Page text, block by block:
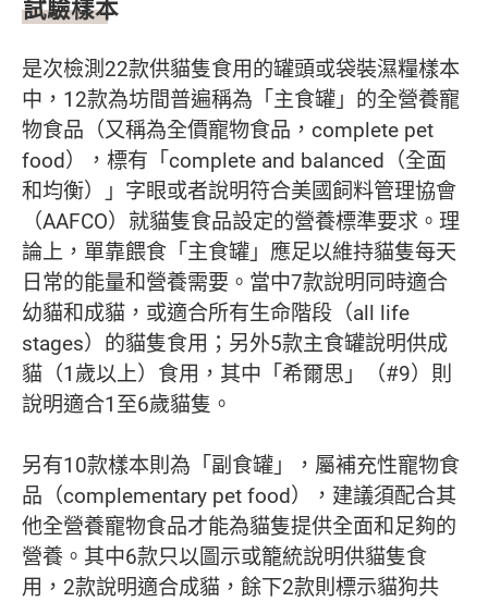
試驗樣本
是次檢測22款供貓隻食用的罐頭或袋裝濕糧樣本
中，12款為坊間普遍稱為「主食罐」的全營養寵
物食品（又稱為全價寵物食品，complete pet
food），標有「complete and balanced（全面
和均衡）」字眼或者說明符合美國飼料管理協會
（AAFCO）就貓隻食品設定的營養標準要求。理
論上，單靠餵食「主食罐」應足以維持貓隻每天
日常的能量和營養需要。當中7款說明同時適合
幼貓和成貓，或適合所有生命階段（all life
stages）的貓隻食用；另外5款主食罐說明供成
貓（1歲以上）食用，其中「希爾思」（#9）則
說明適合1至6歲貓隻。
另有10款樣本則為「副食罐」，屬補充性寵物食
品（complementary pet food），建議須配合其
他全營養寵物食品才能為貓隻提供全面和足夠的
營養。其中6款只以圖示或籠統說明供貓隻食
用，2款說明適合成貓，餘下2款則標示貓狗共